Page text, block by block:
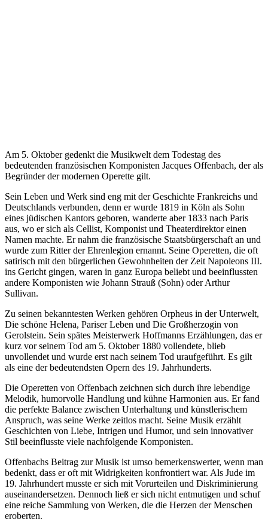
Am 5. Oktober gedenkt die Musikwelt dem Todestag des
bedeutenden französischen Komponisten Jacques Offenbach, der als
Begründer der modernen Operette gilt.
Sein Leben und Werk sind eng mit der Geschichte Frankreichs und
Deutschlands verbunden, denn er wurde 1819 in Köln als Sohn
eines jüdischen Kantors geboren, wanderte aber 1833 nach Paris
aus, wo er sich als Cellist, Komponist und Theaterdirektor einen
Namen machte. Er nahm die französische Staatsbürgerschaft an und
wurde zum Ritter der Ehrenlegion ernannt. Seine Operetten, die oft
satirisch mit den bürgerlichen Gewohnheiten der Zeit Napoleons III.
ins Gericht gingen, waren in ganz Europa beliebt und beeinflussten
andere Komponisten wie Johann Strauß (Sohn) oder Arthur
Sullivan.
Zu seinen bekanntesten Werken gehören Orpheus in der Unterwelt,
Die schöne Helena, Pariser Leben und Die Großherzogin von
Gerolstein. Sein spätes Meisterwerk Hoffmanns Erzählungen, das er
kurz vor seinem Tod am 5. Oktober 1880 vollendete, blieb
unvollendet und wurde erst nach seinem Tod uraufgeführt. Es gilt
als eine der bedeutendsten Opern des 19. Jahrhunderts.
Die Operetten von Offenbach zeichnen sich durch ihre lebendige
Melodik, humorvolle Handlung und kühne Harmonien aus. Er fand
die perfekte Balance zwischen Unterhaltung und künstlerischem
Anspruch, was seine Werke zeitlos macht. Seine Musik erzählt
Geschichten von Liebe, Intrigen und Humor, und sein innovativer
Stil beeinflusste viele nachfolgende Komponisten.
Offenbachs Beitrag zur Musik ist umso bemerkenswerter, wenn man
bedenkt, dass er oft mit Widrigkeiten konfrontiert war. Als Jude im
19. Jahrhundert musste er sich mit Vorurteilen und Diskriminierung
auseinandersetzen. Dennoch ließ er sich nicht entmutigen und schuf
eine reiche Sammlung von Werken, die die Herzen der Menschen
eroberten.